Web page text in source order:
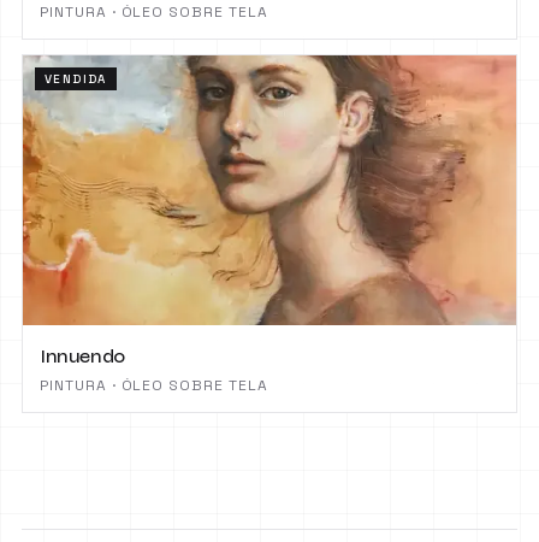
PINTURA · ÓLEO SOBRE TELA
VENDIDA
Innuendo
PINTURA · ÓLEO SOBRE TELA